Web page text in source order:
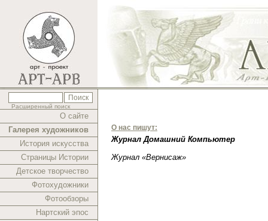
Расширенный поиск
О сайте
Галерея художников
История искусства
Страницы Истории
Детское творчество
Фотохудожники
Фотообзоры
Нартский эпос
О нас пишут:
Журнал Домашний Компьютер
Журнал «Вернисаж»